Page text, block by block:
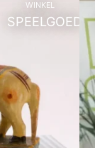
WINKEL
SPEELGOED